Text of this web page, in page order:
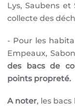
Lys, Saubens et
collecte des
- Pour les
Empeaux,
des bacs de
points propreté.
A noter, les